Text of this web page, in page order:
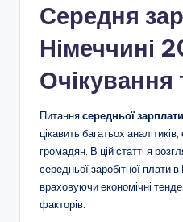
Середня
Німеччині
Очікування
Питаннясередньої
цікавить багатьох
громадян. В цій статті я
середньої заробітної плати
враховуючи економічні
факторів.